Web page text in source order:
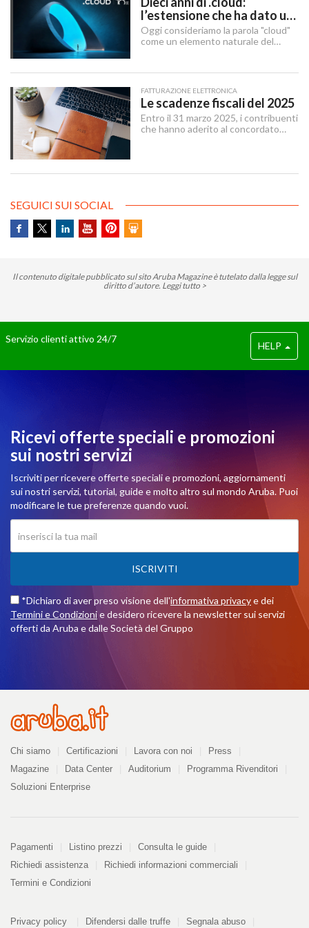
l’estensione che ha dato un
nome al futuro digitale
Oggi consideriamo la parola "cloud"
come un elemento naturale del
smesso di essere solo un concetto
brand globale.
FATTURAZIONE ELETTRONICA
Le scadenze fiscali del 2025
Entro il 31 marzo 2025, i contribuenti
che hanno aderito al concordato
anni 2018-2022, versando
dell’IRAP.
SEGUICI SUI SOCIAL
Il contenuto digitale pubblicato sul sito Aruba Magazine è tutelato dalla legge sul
diritto d’autore. Leggi tutto >
HELP
Servizio clienti attivo 24/7
Ricevi offerte speciali e promozioni
sui nostri servizi
Iscriviti per ricevere offerte speciali e promozioni, aggiornamenti
sui nostri servizi, tutorial, guide e molto altro sul mondo Aruba. Puoi
modificare le tue preferenze quando vuoi.
ISCRIVITI
*Dichiaro di aver preso visione dell'informativa privacye dei
Termini e Condizionie desidero ricevere la newsletter sui servizi
offerti da Aruba e dalle Società del Gruppo
Azienda
Chi siamo Certificazioni Lavora con noi
Press
Magazine
Data Center Auditorium
Programma Rivenditori
Soluzioni Enterprise
Pagamenti
Pagamenti Listino prezzi
Consulta le guide
Richiedi assistenza
Richiedi informazioni commerciali
Termini e Condizioni
Privacy policy
PDFDifendersi dalle truffe Segnala abuso